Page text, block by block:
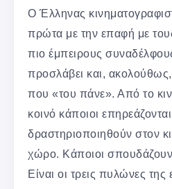
Ο Έλληνας
πρώτα με την επαφή με
πιο έμπειρους
προσλάβει και,
που «του πάνε». Από το
κοινό κάποιοι
δραστηριοποιηθούν στον
χώρο. Κάποιοι σπουδάζουν
Είναι οι τρεις πυλώνες